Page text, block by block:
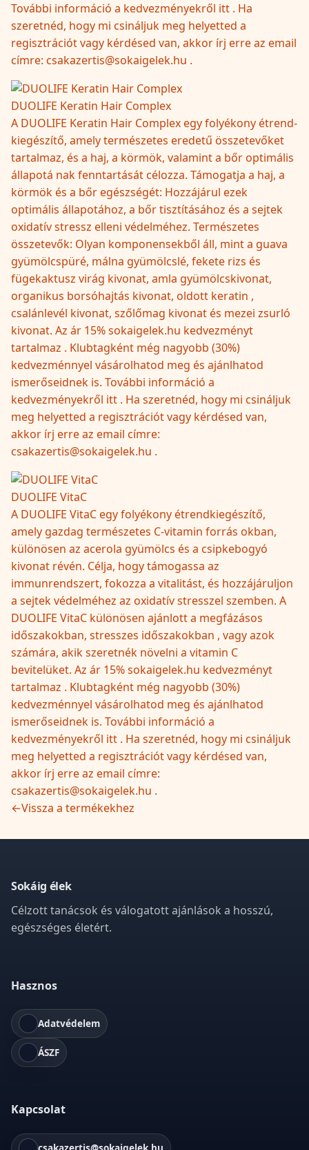
További információ a kedvezményekről itt . Ha
szeretnéd, hogy mi csináljuk meg helyetted a
regisztrációt vagy kérdésed van, akkor írj erre az email
címre: csakazertis@sokaigelek.hu .
DUOLIFE Keratin Hair Complex
A DUOLIFE Keratin Hair Complex egy folyékony étrend-
kiegészítő, amely természetes eredetű összetevőket
tartalmaz, és a haj, a körmök, valamint a bőr optimális
állapotá nak fenntartását célozza. Támogatja a haj, a
körmök és a bőr egészségét: Hozzájárul ezek
optimális állapotához, a bőr tisztításához és a sejtek
oxidatív stressz elleni védelméhez. Természetes
összetevők: Olyan komponensekből áll, mint a guava
gyümölcspüré, málna gyümölcslé, fekete rizs és
fügekaktusz virág kivonat, amla gyümölcskivonat,
organikus borsóhajtás kivonat, oldott keratin ,
csalánlevél kivonat, szőlőmag kivonat és mezei zsurló
kivonat. Az ár 15% sokaigelek.hu kedvezményt
tartalmaz . Klubtagként még nagyobb (30%)
kedvezménnyel vásárolhatod meg és ajánlhatod
ismerőseidnek is. További információ a
kedvezményekről itt . Ha szeretnéd, hogy mi csináljuk
meg helyetted a regisztrációt vagy kérdésed van,
akkor írj erre az email címre:
csakazertis@sokaigelek.hu .
DUOLIFE VitaC
A DUOLIFE VitaC egy folyékony étrendkiegészítő,
amely gazdag természetes C-vitamin forrás okban,
különösen az acerola gyümölcs és a csipkebogyó
kivonat révén. Célja, hogy támogassa az
immunrendszert, fokozza a vitalitást, és hozzájáruljon
a sejtek védelméhez az oxidatív stresszel szemben. A
DUOLIFE VitaC különösen ajánlott a megfázásos
időszakokban, stresszes időszakokban , vagy azok
számára, akik szeretnék növelni a vitamin C
bevitelüket. Az ár 15% sokaigelek.hu kedvezményt
tartalmaz . Klubtagként még nagyobb (30%)
kedvezménnyel vásárolhatod meg és ajánlhatod
ismerőseidnek is. További információ a
kedvezményekről itt . Ha szeretnéd, hogy mi csináljuk
meg helyetted a regisztrációt vagy kérdésed van,
akkor írj erre az email címre:
csakazertis@sokaigelek.hu .
←Vissza a termékekhez
Sokáig élek
Célzott tanácsok és válogatott ajánlások a hosszú,
egészséges életért.
Hasznos
Adatvédelem
ÁSZF
Kapcsolat